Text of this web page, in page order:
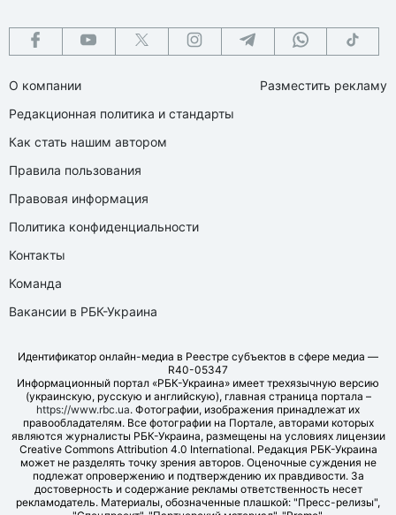
О компании
Редакционная политика и стандарты
Как стать нашим автором
Правила пользования
Правовая информация
Политика конфиденциальности
Контакты
Команда
Вакансии в РБК-Украина
Разместить рекламу
Идентификатор онлайн-медиа в Реестре субъектов в сфере медиа —
R40-05347
Информационный портал «РБК-Украина» имеет трехязычную версию
(украинскую, русскую и английскую), главная страница портала –
https://www.rbc.ua. Фотографии, изображения принадлежат их
правообладателям. Все фотографии на Портале, авторами которых
являются журналисты РБК-Украина, размещены на условиях лицензии
Creative Commons Attribution 4.0 International. Редакция РБК-Украина
может не разделять точку зрения авторов. Оценочные суждения не
подлежат опровержению и подтверждению их правдивости. За
достоверность и содержание рекламы ответственность несет
рекламодатель. Материалы, обозначенные плашкой: "Пресс-релизы",